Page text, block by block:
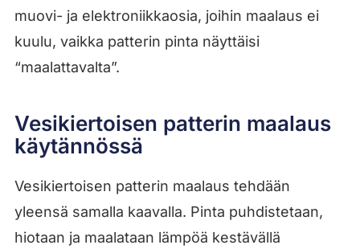
muovi- ja elektroniikkaosia, joihin maalaus ei
kuulu, vaikka patterin pinta näyttäisi
“maalattavalta”.
Vesikiertoisen patterin maalaus
käytännössä
Vesikiertoisen patterin maalaus tehdään
yleensä samalla kaavalla. Pinta puhdistetaan,
hiotaan ja maalataan lämpöä kestävällä